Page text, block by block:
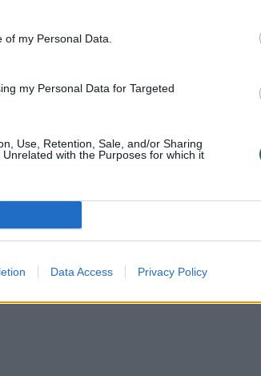
my Personal Data.
my Personal Data for Targeted
Use, Retention, Sale, and/or Sharing
with the Purposes for which it
Data Access Privacy Policy
prie registruotų vartotojų
Prisijungti